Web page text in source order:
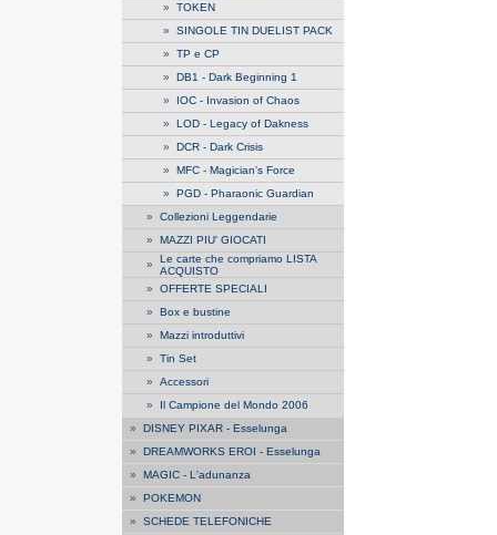
» TOKEN
» SINGOLE TIN DUELIST PACK
» TP e CP
» DB1 - Dark Beginning 1
» IOC - Invasion of Chaos
» LOD - Legacy of Dakness
» DCR - Dark Crisis
» MFC - Magician's Force
» PGD - Pharaonic Guardian
» Collezioni Leggendarie
» MAZZI PIU' GIOCATI
» Le carte che compriamo LISTA
ACQUISTO
» OFFERTE SPECIALI
» Box e bustine
» Mazzi introduttivi
» Tin Set
» Accessori
» Il Campione del Mondo 2006
» DISNEY PIXAR - Esselunga
» DREAMWORKS EROI - Esselunga
» MAGIC - L'adunanza
» POKEMON
» SCHEDE TELEFONICHE